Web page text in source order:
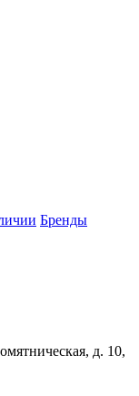
Бренды
д. 10,